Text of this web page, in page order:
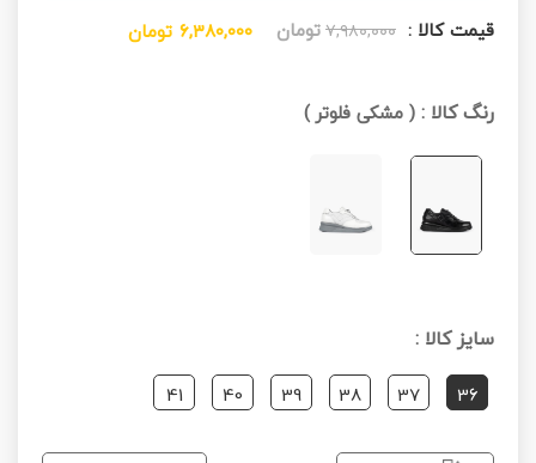
قیمت کالا : ۷,۹۸۰,۰۰۰تومان ۶,۳۸۰,۰۰۰ تومان
رنگ کالا :(مشکی فلوتر )
سایز کالا :
36
37
38
39
40
41